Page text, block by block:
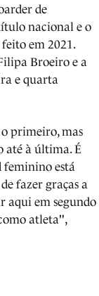
de
nacional e o
em 2021.
Broeiro e a
e quarta
o primeiro, mas
até à última. É
feminino está
fazer graças a
aqui em segundo
atleta",